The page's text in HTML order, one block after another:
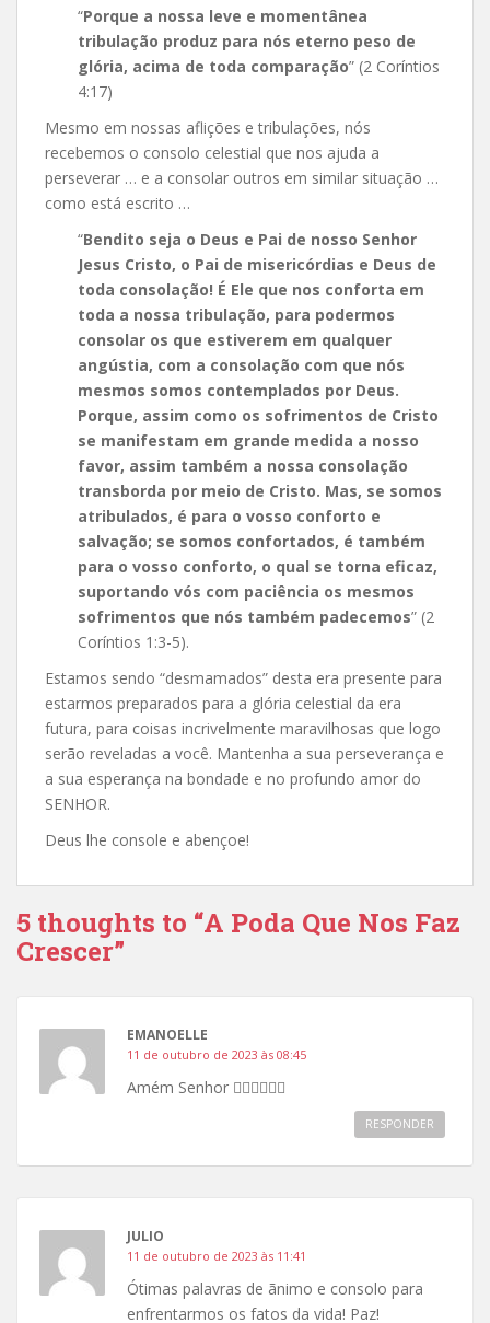
“Porque a nossa leve e momentânea
tribulação produz para nós eterno peso de
glória, acima de toda comparação” (2 Coríntios
4:17)
Mesmo em nossas aflições e tribulações, nós
recebemos o consolo celestial que nos ajuda a
perseverar … e a consolar outros em similar situação …
como está escrito …
“Bendito seja o Deus e Pai de nosso Senhor
Jesus Cristo, o Pai de misericórdias e Deus de
toda consolação! É Ele que nos conforta em
toda a nossa tribulação, para podermos
consolar os que estiverem em qualquer
angústia, com a consolação com que nós
mesmos somos contemplados por Deus.
Porque, assim como os sofrimentos de Cristo
se manifestam em grande medida a nosso
favor, assim também a nossa consolação
transborda por meio de Cristo. Mas, se somos
atribulados, é para o vosso conforto e
salvação; se somos confortados, é também
para o vosso conforto, o qual se torna eficaz,
suportando vós com paciência os mesmos
sofrimentos que nós também padecemos” (2
Coríntios 1:3-5).
Estamos sendo “desmamados” desta era presente para
estarmos preparados para a glória celestial da era
futura, para coisas incrivelmente maravilhosas que logo
serão reveladas a você. Mantenha a sua perseverança e
a sua esperança na bondade e no profundo amor do
SENHOR.
Deus lhe console e abençoe!
5 thoughts to “A Poda Que Nos Faz
Crescer”
EMANOELLE
11 de outubro de 2023 às 08:45
Amém Senhor ❤️‍🔥❤️‍🔥❤️‍🔥
RESPONDER
JULIO
11 de outubro de 2023 às 11:41
Ótimas palavras de ãnimo e consolo para
enfrentarmos os fatos da vida! Paz!